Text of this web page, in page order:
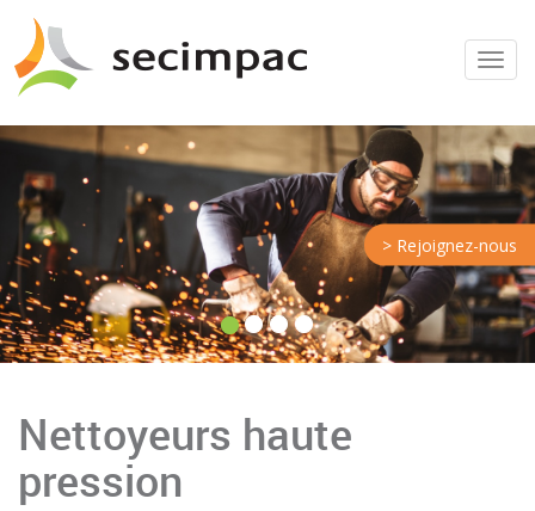
Menu
> Rejoignez-nous
Nettoyeurs haute
pression